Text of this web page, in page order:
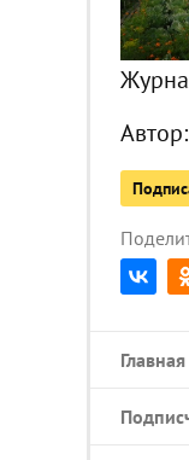
Автор:
Главная